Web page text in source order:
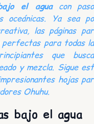
el aguacon
oceánicas. Ya sea
las páginas
perfectas para todas
que
y mezcla. Sigue
hojas
Ohuhu.
bajo el agua